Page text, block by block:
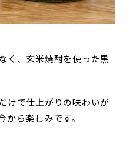
く、玄米焼酎を使った黒
けで仕上がりの味わいが
ら楽しみです。